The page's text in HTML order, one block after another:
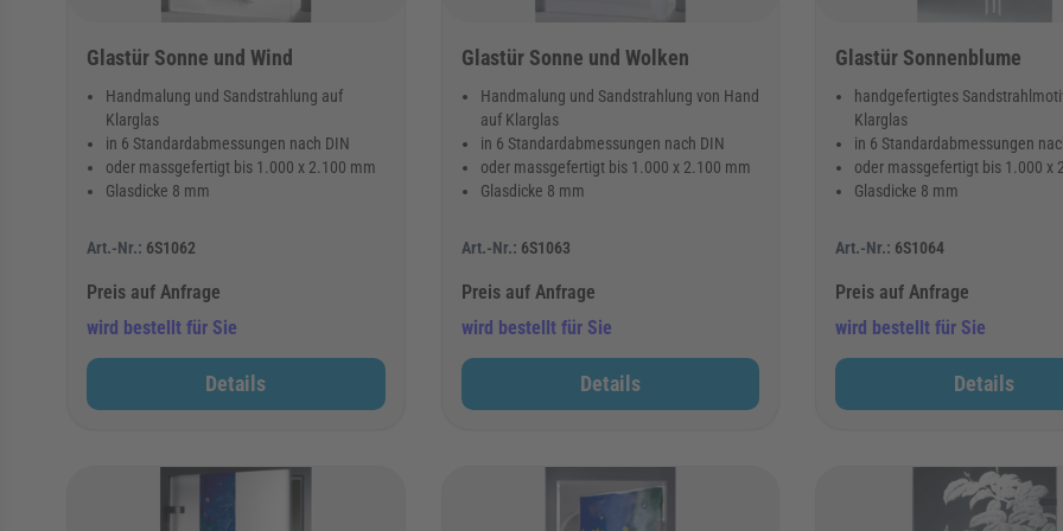
Glastür Sonne und Wind
Handmalung und Sandstrahlung auf
Klarglas
in 6 Standardabmessungen nach DIN
oder massgefertigt bis 1.000 x 2.100 mm
Glasdicke 8 mm
Art.-Nr.: 6S1062
Preis auf Anfrage
wird bestellt für Sie
Details
Glastür Sonne und Wolken
Handmalung und Sandstrahlung von Hand
auf Klarglas
in 6 Standardabmessungen nach DIN
oder massgefertigt bis 1.000 x 2.100 mm
Glasdicke 8 mm
Art.-Nr.: 6S1063
Preis auf Anfrage
wird bestellt für Sie
Details
Glastür Sonnenblume
handgefertigtes
Klarglas
in 6 Standardabmessungen
oder massgefertigt bis 1.000 x
Glasdicke 8 mm
Art.-Nr.: 6S1064
Preis auf Anfrage
wird bestellt für Sie
Details